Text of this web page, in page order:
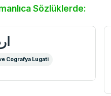
Sözlüklerde:
Cografya Lugati